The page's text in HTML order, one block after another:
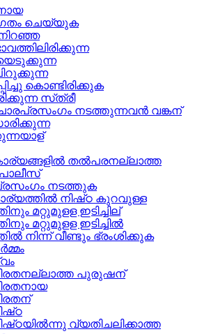
ചെയ്യുക
കൊണ്ടിരിക്കുക
സ്‌ത്രീ
നടത്തുന്നവന്‍ വങ്കന്
തല്‍പരനല്ലാത്ത
നടത്തുക
നിഷ്‌ഠ കുറവുള്ള
മറ്റുമുളള ഇടിച്ചില്
മറ്റുമുളള ഇടിച്ചില്‍
നിന്ന്‌ വീണ്ടും ഭ്രംശിക്കുക
പുരുഷന്
വ്യതിചലിക്കാത്ത